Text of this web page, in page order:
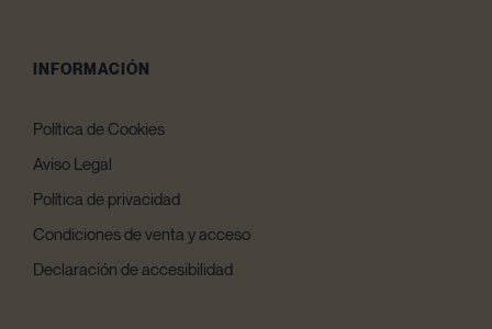
INFORMACIÓN
Política de Cookies
Aviso Legal
Política de privacidad
Condiciones de venta y acceso
Declaración de accesibilidad